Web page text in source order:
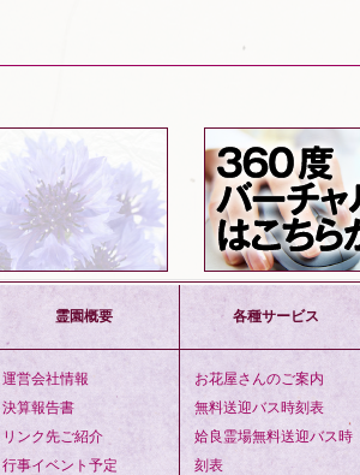
霊園概要
運営会社情報
決算報告書
リンク先ご紹介
行事イベント予定
各種サービス
お花屋さんのご案内
無料送迎バス時刻表
姶良霊場無料送迎バス時
刻表